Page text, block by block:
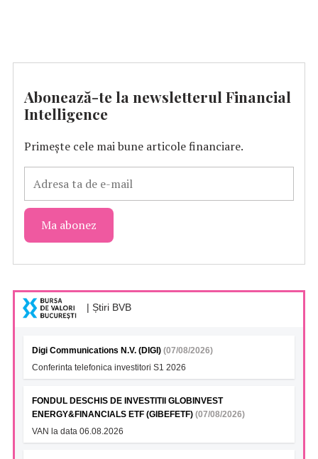
Abonează-te la newsletterul Financial
Intelligence
Primește cele mai bune articole financiare.
| Știri BVB
Digi Communications N.V. (DIGI) (07/08/2026)
Conferinta telefonica investitori S1 2026
FONDUL DESCHIS DE INVESTITII GLOBINVEST
ENERGY&FINANCIALS ETF (GIBEFETF) (07/08/2026)
VAN la data 06.08.2026